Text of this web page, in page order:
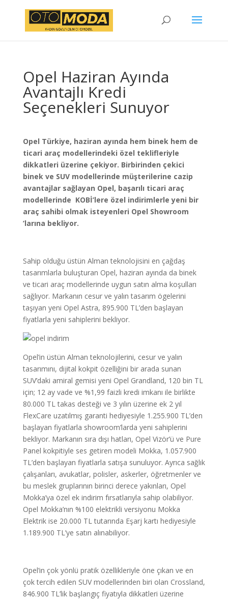
Opel Haziran Ayında
Avantajlı Kredi
Seçenekleri Sunuyor
Opel Türkiye, haziran ayında hem binek hem de
ticari araç modellerindeki özel teklifleriyle
dikkatleri üzerine çekiyor. Birbirinden çekici
binek ve SUV modellerinde müşterilerine cazip
avantajlar sağlayan Opel, başarılı ticari araç
modellerinde KOBİ’lere özel indirimlerle yeni bir
araç sahibi olmak isteyenleri Opel Showroom
’larına bekliyor.
Sahip olduğu üstün Alman teknolojisini en çağdaş
tasarımlarla buluşturan Opel, haziran ayında da binek
ve ticari araç modellerinde uygun satın alma koşulları
sağlıyor. Markanın cesur ve yalın tasarım ögelerini
taşıyan yeni Opel Astra, 895.900 TL’den başlayan
fiyatlarla yeni sahiplerini bekliyor.
Opel’in üstün Alman teknolojilerini, cesur ve yalın
tasarımını, dijital kokpit özelliğini bir arada sunan
SUV’daki amiral gemisi yeni Opel Grandland, 120 bin TL
için; 12 ay vade ve %1,99 faizli kredi imkanı ile birlikte
80.000 TL takas desteği ve 3 yılın üzerine ek 2 yıl
FlexCare uzatılmış garanti hediyesiyle 1.255.900 TL’den
başlayan fiyatlarla showroom’larda yeni sahiplerini
bekliyor. Markanın sıra dışı hatları, Opel Vizör’ü ve Pure
Panel kokpitiyle ses getiren modeli Mokka, 1.057.900
TL’den başlayan fiyatlarla satışa sunuluyor. Ayrıca sağlık
çalışanları, avukatlar, polisler, askerler, öğretmenler ve
bu meslek gruplarının birinci derece yakınları, Opel
Mokka’ya özel ek indirim fırsatlarıyla sahip olabiliyor.
Opel Mokka’nın %100 elektrikli versiyonu Mokka
Elektrik ise 20.000 TL tutarında Eşarj kartı hediyesiyle
1.189.900 TL’ye satın alınabiliyor.
Opel’in çok yönlü pratik özellikleriyle öne çıkan ve en
çok tercih edilen SUV modellerinden biri olan Crossland,
846.900 TL’lik başlangıç fiyatıyla dikkatleri üzerine